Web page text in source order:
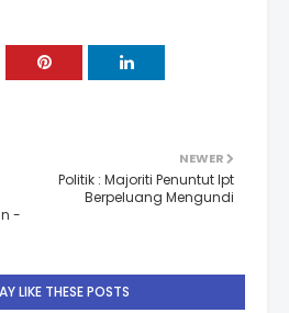
NEWER
Politik : Majoriti Penuntut Ipt
Berpeluang Mengundi
-
LIKE THESE POSTS